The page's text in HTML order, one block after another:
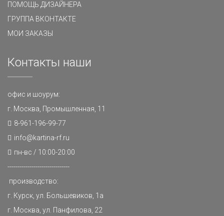
ПОМОЩЬ ДИЗАЙНЕРА
ГРУППА ВКОНТАКТЕ
МОИ ЗАКАЗЫ
Контакты наши
офис и шоурум:
г. Москва, Промышленная, 11
8-961-196-99-77
info@kartina-rf.ru
пн-вс / 10:00-20:00
-------------------------------
производство:
г. Курск, ул. Большевиков, 1а
г. Москва, ул. Панфилова, 22